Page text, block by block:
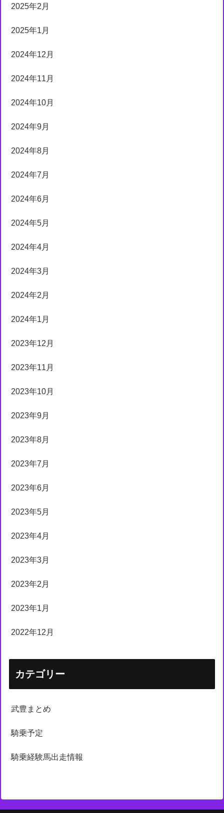
2025年2月
2025年1月
2024年12月
2024年11月
2024年10月
2024年9月
2024年8月
2024年7月
2024年6月
2024年5月
2024年4月
2024年3月
2024年2月
2024年1月
2023年12月
2023年11月
2023年10月
2023年9月
2023年8月
2023年7月
2023年6月
2023年5月
2023年4月
2023年3月
2023年2月
2023年1月
2022年12月
カテゴリー
武豊まとめ
騎乗予定
騎乗経験馬出走情報